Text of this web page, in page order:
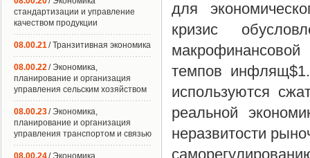
для
кризис
темпов
используются
реальной
неразвитости
стандартизации и управление
качеством продукции
08.00.21/ Транзитивная экономика
08.00.22/ Экономика,
планирование и организация
управления сельским хозяйством
08.00.23/ Экономика,
планирование и организация
управления транспортом и связью
08.00.24/ Экономика,